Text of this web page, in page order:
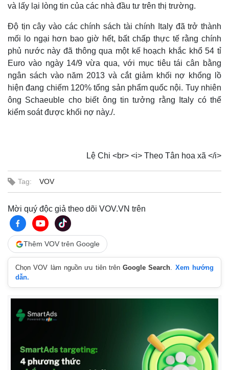
Cuộc sống đó đây
Hồ sơ
và lấy lại lòng tin của các nhà đầu tư trên thị trường.
Độ tịn cây vào các chính sách tài chính Italy đã trở thành
mối lo ngại hơn bao giờ hết, bất chấp thực tế rằng chính
phủ nước này đã thông qua một kế hoạch khắc khổ 54 tỉ
Euro vào ngày 14/9 vừa qua, với mục tiêu tái cân bằng
ngân sách vào năm 2013 và cắt giảm khối nợ khổng lồ
hiện đang chiếm 120% tổng sản phẩm quốc nội. Tuy nhiên
ông Schaeuble cho biết ông tin tưởng rằng Italy có thể
kiểm soát được khối nợ này./.
Lệ Chi <br> <i> Theo Tân hoa xã </i>
Tag: VOV
Mời quý độc giả theo dõi VOV.VN trên
Thêm VOV trên Google
Chọn VOV làm nguồn ưu tiên trênGoogle Search. Xem hướng
dẫn.